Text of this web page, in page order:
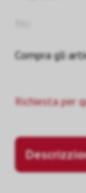
Compra gli
Richiesta per